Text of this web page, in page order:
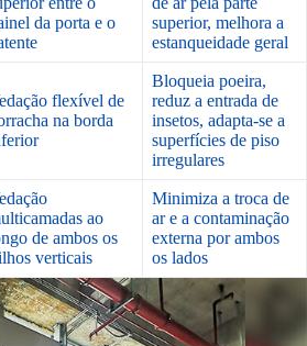
da porta e o
superior, melhora a
estanqueidade geral
flexível de
na borda
Bloqueia poeira,
reduz a entrada de
insetos, adapta-se a
superfícies de piso
irregulares
ao
de ambos os
verticais
Minimiza a troca de
ar e a contaminação
externa por ambos
os lados